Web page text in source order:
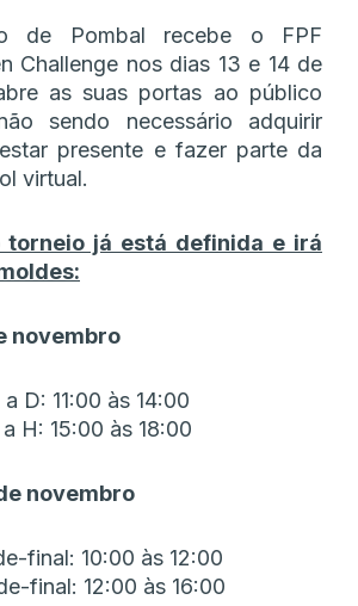
de Pombal recebe o FPF
Challenge nos dias 13 e 14 de
as suas portas ao público
sendo necessário adquirir
presente e fazer parte da
virtual.
torneio já está definida e irá
novembro
D: 11:00 às 14:00
H: 15:00 às 18:00
novembro
final: 10:00 às 12:00
final: 12:00 às 16:00